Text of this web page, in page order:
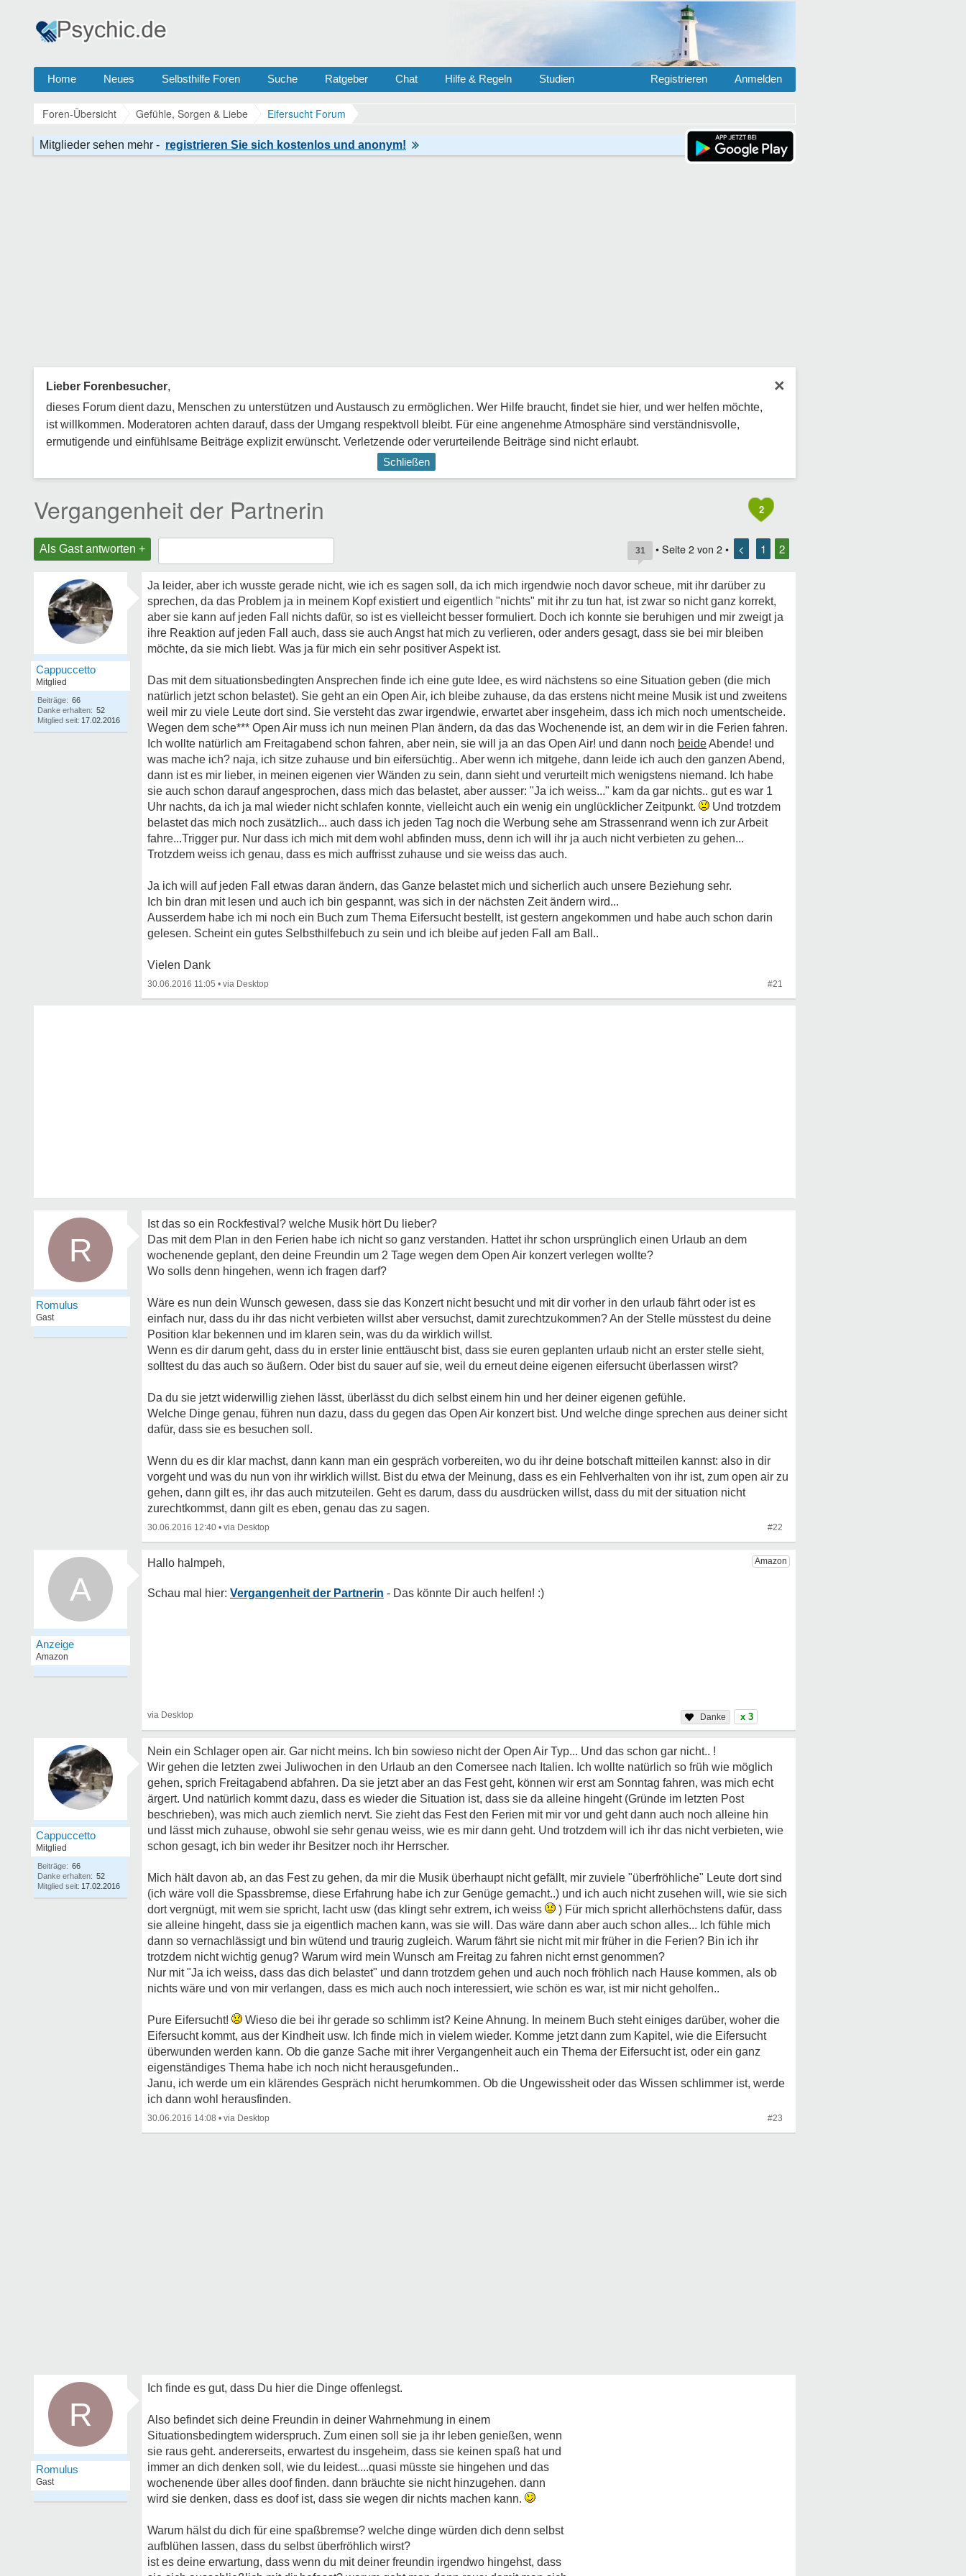
Home Neues Selbsthilfe Foren Suche Ratgeber Chat Hilfe & Regeln Studien Anmelden
Registrieren
Foren-Übersicht Gefühle, Sorgen & Liebe Eifersucht Forum
×
Lieber Forenbesucher,
dieses Forum dient dazu, Menschen zu unterstützen und Austausch zu ermöglichen. Wer Hilfe braucht, findet sie hier, und wer helfen möchte,
ist willkommen. Moderatoren achten darauf, dass der Umgang respektvoll bleibt. Für eine angenehme Atmosphäre sind verständnisvolle,
ermutigende und einfühlsame Beiträge explizit erwünscht. Verletzende oder verurteilende Beiträge sind nicht erlaubt.
Schließen
2
Vergangenheit der Partnerin
Als Gast antworten + 31 • Seite 2 von 2 • < 1 2
Cappuccetto
Mitglied
Beiträge: 66
Danke erhalten: 52
Mitglied seit: 17.02.2016
Ja leider, aber ich wusste gerade nicht, wie ich es sagen soll, da ich mich irgendwie noch davor scheue, mit ihr darüber zu
sprechen, da das Problem ja in meinem Kopf existiert und eigentlich "nichts" mit ihr zu tun hat, ist zwar so nicht ganz korrekt,
aber sie kann auf jeden Fall nichts dafür, so ist es vielleicht besser formuliert. Doch ich konnte sie beruhigen und mir zweigt ja
ihre Reaktion auf jeden Fall auch, dass sie auch Angst hat mich zu verlieren, oder anders gesagt, dass sie bei mir bleiben
möchte, da sie mich liebt. Was ja für mich ein sehr positiver Aspekt ist.
Das mit dem situationsbedingten Ansprechen finde ich eine gute Idee, es wird nächstens so eine Situation geben (die mich
natürlich jetzt schon belastet). Sie geht an ein Open Air, ich bleibe zuhause, da das erstens nicht meine Musik ist und zweitens
weil mir zu viele Leute dort sind. Sie versteht das zwar irgendwie, erwartet aber insgeheim, dass ich mich noch umentscheide.
Wegen dem sche*** Open Air muss ich nun meinen Plan ändern, da das das Wochenende ist, an dem wir in die Ferien fahren.
Ich wollte natürlich am Freitagabend schon fahren, aber nein, sie will ja an das Open Air! und dann noch beideAbende! und
was mache ich? naja, ich sitze zuhause und bin eifersüchtig.. Aber wenn ich mitgehe, dann leide ich auch den ganzen Abend,
dann ist es mir lieber, in meinen eigenen vier Wänden zu sein, dann sieht und verurteilt mich wenigstens niemand. Ich habe
sie auch schon darauf angesprochen, dass mich das belastet, aber ausser: "Ja ich weiss..." kam da gar nichts.. gut es war 1
Uhr nachts, da ich ja mal wieder nicht schlafen konnte, vielleicht auch ein wenig ein unglücklicher Zeitpunkt.
Und trotzdem
belastet das mich noch zusätzlich... auch dass ich jeden Tag noch die Werbung sehe am Strassenrand wenn ich zur Arbeit
fahre...Trigger pur. Nur dass ich mich mit dem wohl abfinden muss, denn ich will ihr ja auch nicht verbieten zu gehen...
Trotzdem weiss ich genau, dass es mich auffrisst zuhause und sie weiss das auch.
Ja ich will auf jeden Fall etwas daran ändern, das Ganze belastet mich und sicherlich auch unsere Beziehung sehr.
Ich bin dran mit lesen und auch ich bin gespannt, was sich in der nächsten Zeit ändern wird...
Ausserdem habe ich mi noch ein Buch zum Thema Eifersucht bestellt, ist gestern angekommen und habe auch schon darin
gelesen. Scheint ein gutes Selbsthilfebuch zu sein und ich bleibe auf jeden Fall am Ball..
Vielen Dank
30.06.2016 11:05 • #21
R
Romulus
Gast
Ist das so ein Rockfestival? welche Musik hört Du lieber?
Das mit dem Plan in den Ferien habe ich nicht so ganz verstanden. Hattet ihr schon ursprünglich einen Urlaub an dem
wochenende geplant, den deine Freundin um 2 Tage wegen dem Open Air konzert verlegen wollte?
Wo solls denn hingehen, wenn ich fragen darf?
Wäre es nun dein Wunsch gewesen, dass sie das Konzert nicht besucht und mit dir vorher in den urlaub fährt oder ist es
einfach nur, dass du ihr das nicht verbieten willst aber versuchst, damit zurechtzukommen? An der Stelle müsstest du deine
Position klar bekennen und im klaren sein, was du da wirklich willst.
Wenn es dir darum geht, dass du in erster linie enttäuscht bist, dass sie euren geplanten urlaub nicht an erster stelle sieht,
solltest du das auch so äußern. Oder bist du sauer auf sie, weil du erneut deine eigenen eifersucht überlassen wirst?
Da du sie jetzt widerwillig ziehen lässt, überlässt du dich selbst einem hin und her deiner eigenen gefühle.
Welche Dinge genau, führen nun dazu, dass du gegen das Open Air konzert bist. Und welche dinge sprechen aus deiner sicht
dafür, dass sie es besuchen soll.
Wenn du es dir klar machst, dann kann man ein gespräch vorbereiten, wo du ihr deine botschaft mitteilen kannst: also in dir
vorgeht und was du nun von ihr wirklich willst. Bist du etwa der Meinung, dass es ein Fehlverhalten von ihr ist, zum open air zu
gehen, dann gilt es, ihr das auch mitzuteilen. Geht es darum, dass du ausdrücken willst, dass du mit der situation nicht
zurechtkommst, dann gilt es eben, genau das zu sagen.
30.06.2016 12:40 • #22
A Vergangenheit der Partnerin
x 3
Cappuccetto
Mitglied
Beiträge: 66
Danke erhalten: 52
Mitglied seit: 17.02.2016
Nein ein Schlager open air. Gar nicht meins. Ich bin sowieso nicht der Open Air Typ... Und das schon gar nicht.. !
Wir gehen die letzten zwei Juliwochen in den Urlaub an den Comersee nach Italien. Ich wollte natürlich so früh wie möglich
gehen, sprich Freitagabend abfahren. Da sie jetzt aber an das Fest geht, können wir erst am Sonntag fahren, was mich echt
ärgert. Und natürlich kommt dazu, dass es wieder die Situation ist, dass sie da alleine hingeht (Gründe im letzten Post
beschrieben), was mich auch ziemlich nervt. Sie zieht das Fest den Ferien mit mir vor und geht dann auch noch alleine hin
und lässt mich zuhause, obwohl sie sehr genau weiss, wie es mir dann geht. Und trotzdem will ich ihr das nicht verbieten, wie
schon gesagt, ich bin weder ihr Besitzer noch ihr Herrscher.
Mich hält davon ab, an das Fest zu gehen, da mir die Musik überhaupt nicht gefällt, mir zuviele "überfröhliche" Leute dort sind
(ich wäre voll die Spassbremse, diese Erfahrung habe ich zur Genüge gemacht..) und ich auch nicht zusehen will, wie sie sich
dort vergnügt, mit wem sie spricht, lacht usw (das klingt sehr extrem, ich weiss
) Für mich spricht allerhöchstens dafür, dass
sie alleine hingeht, dass sie ja eigentlich machen kann, was sie will. Das wäre dann aber auch schon alles... Ich fühle mich
dann so vernachlässigt und bin wütend und traurig zugleich. Warum fährt sie nicht mit mir früher in die Ferien? Bin ich ihr
trotzdem nicht wichtig genug? Warum wird mein Wunsch am Freitag zu fahren nicht ernst genommen?
Nur mit "Ja ich weiss, dass das dich belastet" und dann trotzdem gehen und auch noch fröhlich nach Hause kommen, als ob
nichts wäre und von mir verlangen, dass es mich auch noch interessiert, wie schön es war, ist mir nicht geholfen..
Pure Eifersucht!
Wieso die bei ihr gerade so schlimm ist? Keine Ahnung. In meinem Buch steht einiges darüber, woher die
Eifersucht kommt, aus der Kindheit usw. Ich finde mich in vielem wieder. Komme jetzt dann zum Kapitel, wie die Eifersucht
überwunden werden kann. Ob die ganze Sache mit ihrer Vergangenheit auch ein Thema der Eifersucht ist, oder ein ganz
eigenständiges Thema habe ich noch nicht herausgefunden..
Janu, ich werde um ein klärendes Gespräch nicht herumkommen. Ob die Ungewissheit oder das Wissen schlimmer ist, werde
ich dann wohl herausfinden.
30.06.2016 14:08 • #23
R
Romulus
Gast
Ich finde es gut, dass Du hier die Dinge offenlegst.
Also befindet sich deine Freundin in deiner Wahrnehmung in einem
Situationsbedingtem widerspruch. Zum einen soll sie ja ihr leben genießen, wenn
sie raus geht. andererseits, erwartest du insgeheim, dass sie keinen spaß hat und
immer an dich denken soll, wie du leidest....quasi müsste sie hingehen und das
wochenende über alles doof finden. dann bräuchte sie nicht hinzugehen. dann
wird sie denken, dass es doof ist, dass sie wegen dir nichts machen kann.
Warum hälst du dich für eine spaßbremse? welche dinge würden dich denn selbst
aufblühen lassen, dass du selbst überfröhlich wirst?
ist es deine erwartung, dass wenn du mit deiner freundin irgendwo hingehst, dass